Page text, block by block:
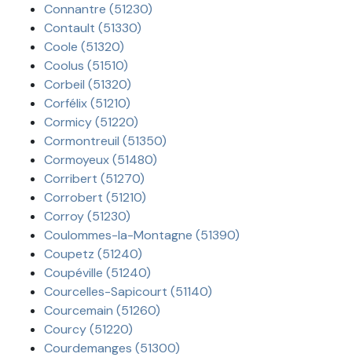
Connantre (51230)
Contault (51330)
Coole (51320)
Coolus (51510)
Corbeil (51320)
Corfélix (51210)
Cormicy (51220)
Cormontreuil (51350)
Cormoyeux (51480)
Corribert (51270)
Corrobert (51210)
Corroy (51230)
Coulommes-la-Montagne (51390)
Coupetz (51240)
Coupéville (51240)
Courcelles-Sapicourt (51140)
Courcemain (51260)
Courcy (51220)
Courdemanges (51300)